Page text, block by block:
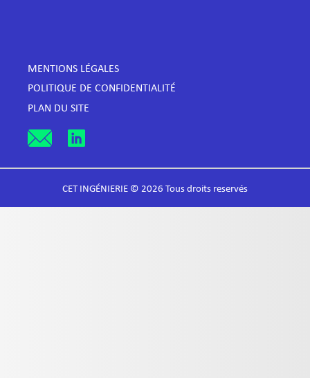
MENTIONS LÉGALES
POLITIQUE DE CONFIDENTIALITÉ
PLAN DU SITE
CET INGÉNIERIE © 2026 Tous droits reservés